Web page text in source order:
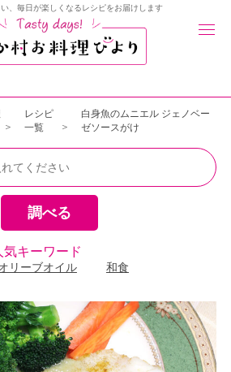
、毎日が楽しくなるレシピをお届けします
レシピ
一覧
白身魚のムニエル ジェノベー
ゼソースがけ
気キーワード
リーブオイル 和食